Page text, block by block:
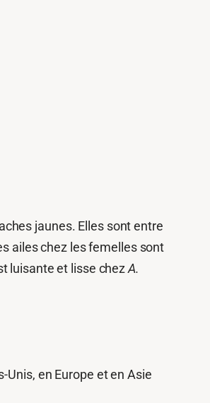
jaunes. Elles sont entre
ailes chez les femelles sont
luisante et lisse chezA.
en Europe et en Asie